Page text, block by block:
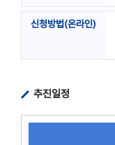
신청방법(온라인)
추진일정